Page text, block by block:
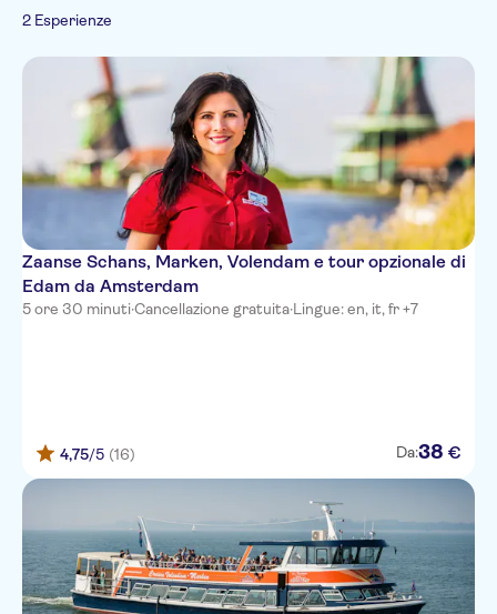
Francese
Giapponese
Olandese
Portoghese
2 Esperienze
Zaanse Schans, Marken, Volendam e tour opzionale di
Edam da Amsterdam
5 ore 30 minuti·Cancellazione gratuita·Lingue: en, it, fr +7
4,75/5 (16) Da:38 €